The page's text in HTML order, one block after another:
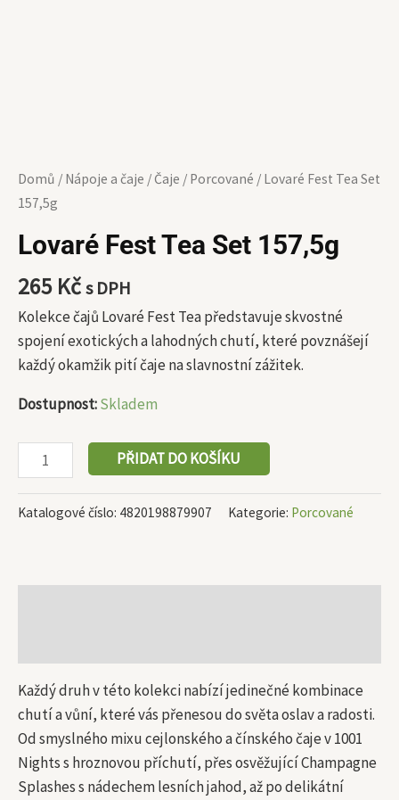
Domů / Nápoje a čaje / Čaje / Porcované / Lovaré Fest Tea Set
157,5g
Lovaré Fest Tea Set 157,5g
265 Kčs DPH
Kolekce čajů Lovaré Fest Tea představuje skvostné
spojení exotických a lahodných chutí, které povznášejí
každý okamžik pití čaje na slavnostní zážitek.
Dostupnost:Skladem
PŘIDAT DO KOŠÍKU
Katalogové číslo: 4820198879907 Kategorie: Porcované
Každý druh v této kolekci nabízí jedinečné kombinace
chutí a vůní, které vás přenesou do světa oslav a radosti.
Od smyslného mixu cejlonského a čínského čaje v 1001
Nights s hroznovou příchutí, přes osvěžující Champagne
Splashes s nádechem lesních jahod, až po delikátní